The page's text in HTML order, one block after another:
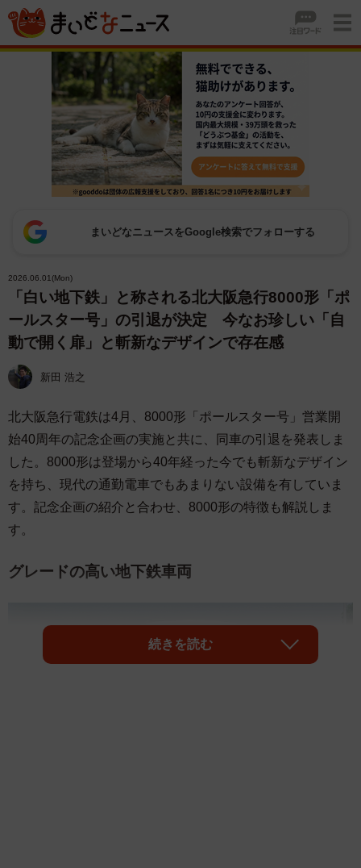
まいどなニュースをGoogle検索でフォローする
2026.06.01(Mon)
「白い地下鉄」と称される北大阪急行8000形「ポ
ールスター号」の引退が決定 今なお珍しい「自
動で開く扉」と斬新なデザインで存在感
新田 浩之
北大阪急行電鉄は4月、8000形「ポールスター号」営業開
始40周年の記念企画の実施と共に、同車の引退を発表しま
した。8000形は登場から40年経った今でも斬新なデザイン
を持ち、現代の通勤電車でもあまりない設備を有していま
す。記念企画の紹介と合わせ、8000形の特徴も解説しま
す。
グレードの高い地下鉄車両
続きを読む